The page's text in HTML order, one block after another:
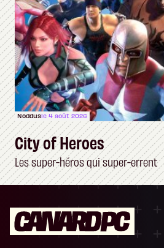
Noddusle 4 août 2026
City of Heroes
Les super-héros qui super-errent